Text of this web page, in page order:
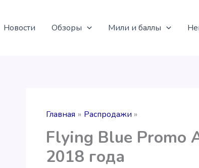
Новости Обзоры Мили и баллы
Главная Распродажи
Flying Blue Promo
2018 года